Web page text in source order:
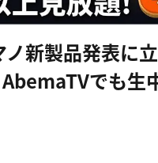
新製品発表に
でも生